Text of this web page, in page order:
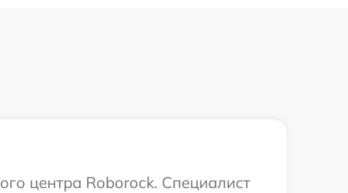
центра Roborock. Специалист